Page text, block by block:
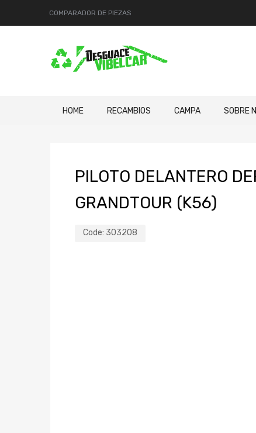
COMPARADOR DE PIEZAS
HOME RECAMBIOS CAMPA SOBRE
PILOTO DELANTERO
GRANDTOUR (K56)
Code: 303208